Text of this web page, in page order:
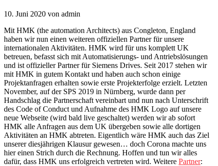
10. Juni 2020 von admin
Mit HMK (the automation Architects) aus Congleton, England
haben wir nun einen weiteren offiziellen Partner für unsere
internationalen Aktivitäten. HMK wird für uns komplett UK
betreuen, befasst sich mit Automatisierungs- und Antriebslösungen
und ist offizieller Partner für Siemens Drives. Seit 2017 stehen wir
mit HMK in gutem Kontakt und haben auch schon einige
Projektanfragen erhalten sowie erste Projekterfolge erzielt. Letzten
November, auf der SPS 2019 in Nürnberg, wurde dann per
Handschlag die Partnerschaft vereinbart und nun nach Unterschrift
des Code of Conduct und Aufnahme des HMK Logo auf unsere
neue Webseite (wird bald live geschaltet) werden wir ab sofort
HMK alle Anfragen aus dem UK übergeben sowie alle dortigen
Aktivitäten an HMK abtreten. Eigentlich wäre HMK auch das Ziel
unserer diesjährigen Klausur gewesen… doch Corona machte uns
hier einen Strich durch die Rechnung. Hoffen und tun wir alles
dafür, dass HMK uns erfolgreich vertreten wird. Weitere Partner: